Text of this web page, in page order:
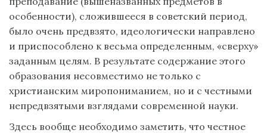
особенности), сложившееся в советский период,
было очень предвзято, идеологически направлено
и приспособлено к весьма определенным, «сверху»
заданным целям. В результате содержание этого
образования несовместимо не только с
христианским миропониманием, но и с честными
непредвзятыми взглядами современной науки.
Здесь вообще необходимо заметить, что честное